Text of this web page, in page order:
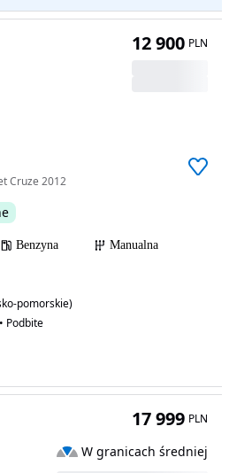
Cruze 2012
Benzyna
Manualna
pomorskie)
Podbite
12 900 PLN
17 999 PLN
W granicach średniej